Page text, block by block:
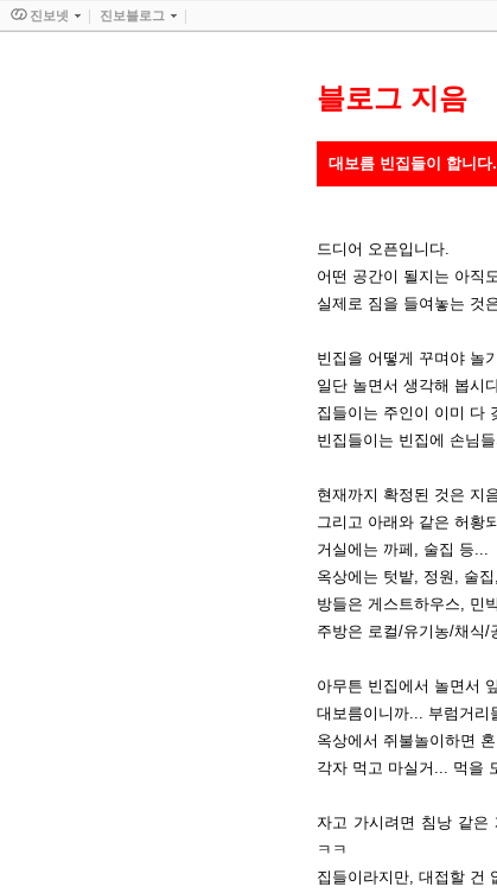
블로그 지음
대보름 빈집들이 합니다
드디어 오픈입니다.
어떤 공간이 될지는 아직
실제로 짐을 들여놓는 것
빈집을 어떻게 꾸며야 놀
일단 놀면서 생각해 봅시
집들이는 주인이 이미 다
빈집들이는 빈집에 손님
현재까지 확정된 것은 지
그리고 아래와 같은 허황
거실에는 까페, 술집 등...
옥상에는 텃밭, 정원, 술
방들은 게스트하우스, 민
주방은 로컬/유기농/채식/
아무튼 빈집에서 놀면서
대보름이니까... 부럼거리
옥상에서 쥐불놀이하면 혼
각자 먹고 마실거... 먹을
자고 가시려면 침낭 같은
ㅋㅋ
집들이라지만, 대접할 건
진보넷 진보블로그